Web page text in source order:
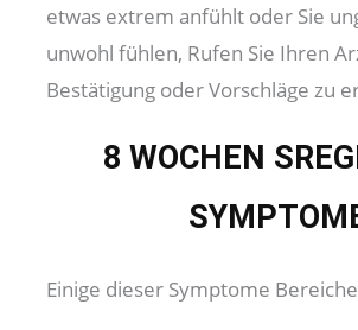
etwas extrem anfühlt oder Sie
unwohl fühlen, Rufen Sie Ihren
Bestätigung oder Vorschläge zu
8 WOCHEN S
Einige dieser Symptome